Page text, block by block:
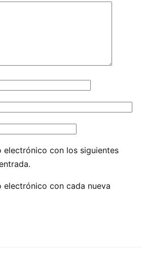
electrónico con los siguientes
electrónico con cada nueva